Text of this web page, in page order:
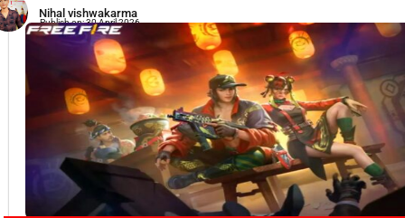
Nihal vishwakarma
Publish on:30 April 2026